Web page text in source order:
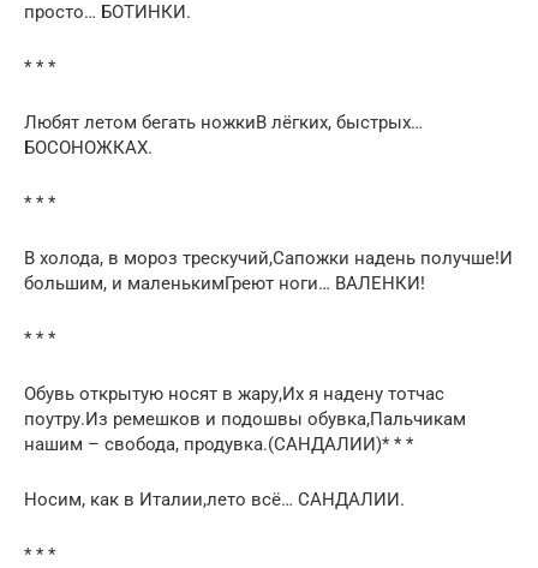
просто… БОТИНКИ.
* * *
Любят летом бегать ножкиВ лёгких, быстрых…
БОСОНОЖКАХ.
* * *
В холода, в мороз трескучий,Сапожки надень получше!И
большим, и маленькимГреют ноги… ВАЛЕНКИ!
* * *
Обувь открытую носят в жару,Их я надену тотчас
поутру.Из ремешков и подошвы обувка,Пальчикам
нашим – свобода, продувка.(САНДАЛИИ)* * *
Носим, как в Италии,лето всё… САНДАЛИИ.
* * *